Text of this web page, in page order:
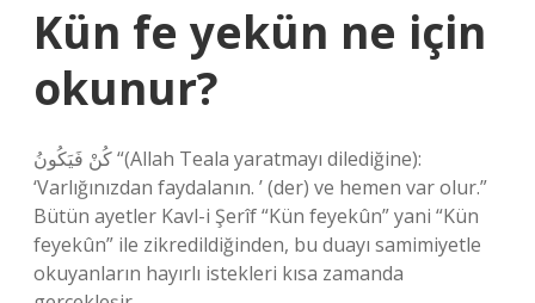
Kün fe yekün ne için
okunur?
كُنْ فَيَكُونُ “(Allah Teala yaratmayı dilediğine):
‘Varlığınızdan faydalanın. ’ (der) ve hemen var olur.”
Bütün ayetler Kavl-i Şerîf “Kün feyekûn” yani “Kün
feyekûn” ile zikredildiğinden, bu duayı samimiyetle
okuyanların hayırlı istekleri kısa zamanda